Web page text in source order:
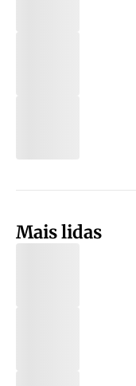
Mais lidas